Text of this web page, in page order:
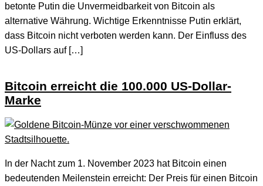
betonte Putin die Unvermeidbarkeit von Bitcoin als
alternative Währung. Wichtige Erkenntnisse Putin erklärt,
dass Bitcoin nicht verboten werden kann. Der Einfluss des
US-Dollars auf […]
Bitcoin erreicht die 100.000 US-Dollar-
Marke
In der Nacht zum 1. November 2023 hat Bitcoin einen
bedeutenden Meilenstein erreicht: Der Preis für einen Bitcoin